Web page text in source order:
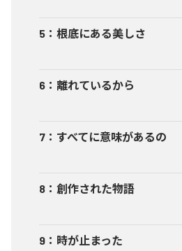
5 ： 根底にある美しさ
6 ： 離れているから
7 ： すべてに意味があるの
8 ： 創作された物語
9 ： 時が止まった